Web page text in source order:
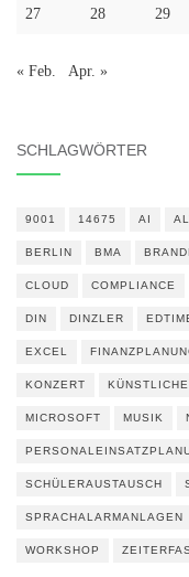
27 28 29
« Feb. Apr. »
SCHLAGWÖRTER
9001 14675 AI
BERLIN BMA
CLOUD COMPLIANCE
DIN DINZLER
EXCEL
KONZERT
MICROSOFT MUSIK
SCHÜLERAUSTAUSCH
SPRACHALARMANLAGEN
WORKSHOP